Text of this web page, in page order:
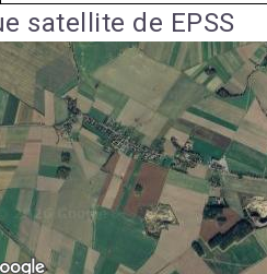
satellite de EPSS